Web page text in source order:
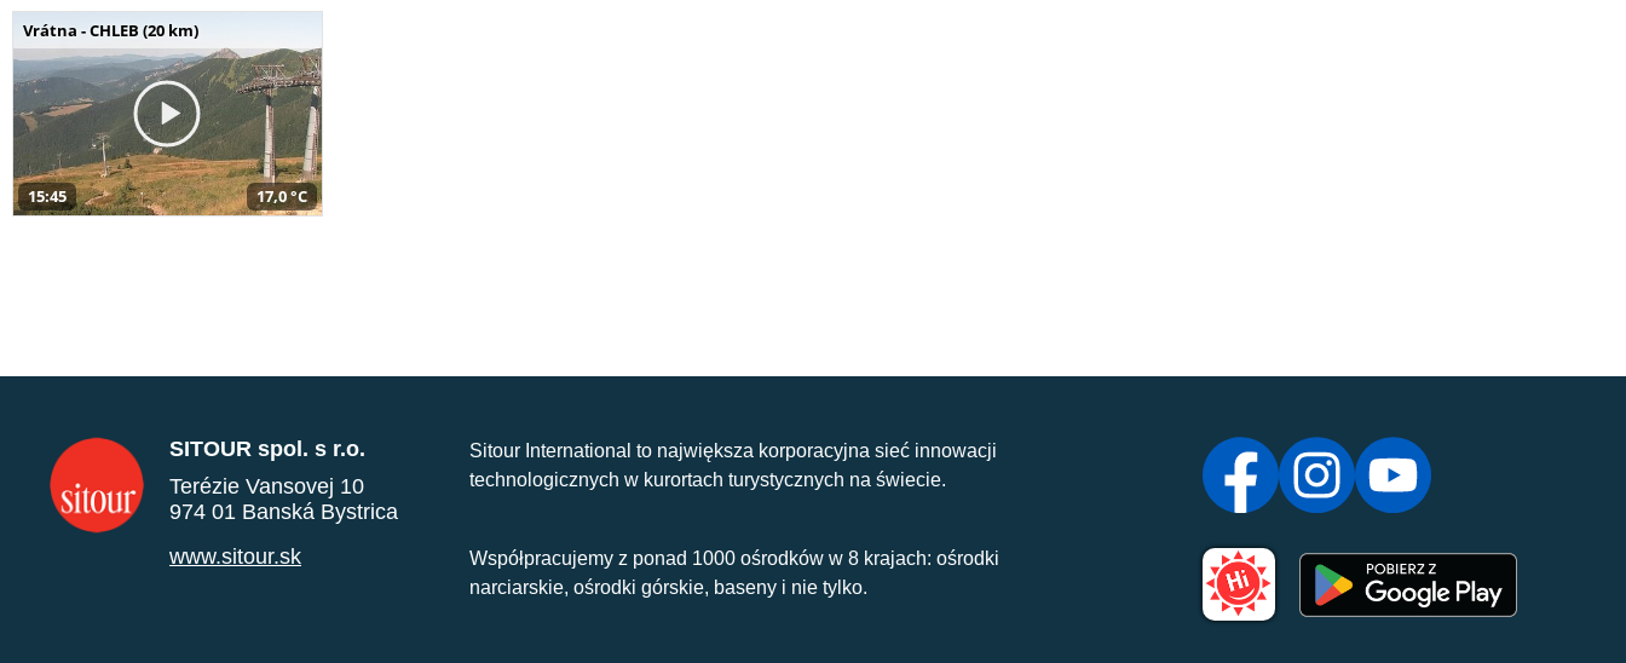
Vrátna - CHLEB (20 km)
15:45 17,0 °C
SITOUR spol. s r.o.
Terézie Vansovej 10
974 01 Banská Bystrica
www.sitour.sk
Sitour International to największa korporacyjna sieć innowacji
technologicznych w kurortach turystycznych na świecie.
Współpracujemy z ponad 1000 ośrodków w 8 krajach: ośrodki
narciarskie, ośrodki górskie, baseny i nie tylko.